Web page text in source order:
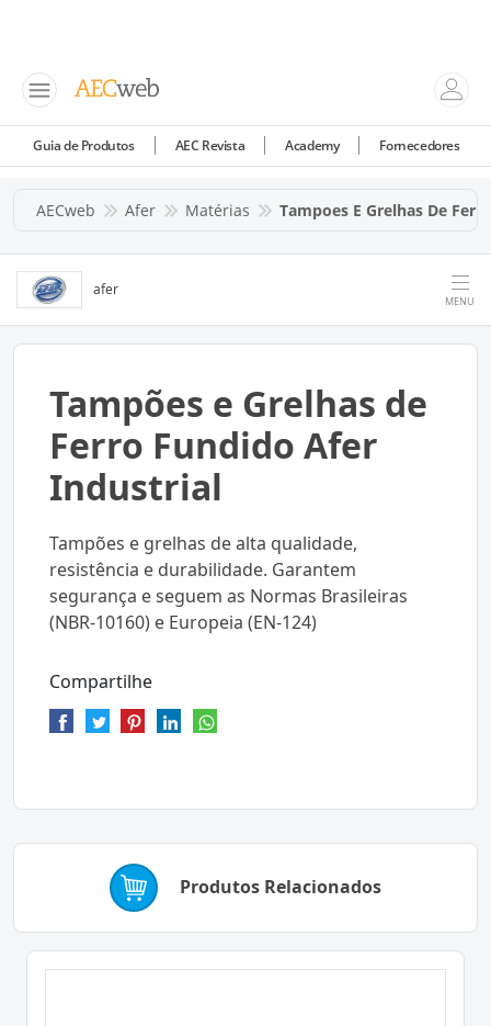
Guia de Produtos AEC Revista Academy Fornecedores
AECweb Afer Matérias Tampoes E Grelhas De
afer
MENU
Tampões e Grelhas de
Ferro Fundido Afer
Industrial
Tampões e grelhas de alta qualidade,
resistência e durabilidade. Garantem
segurança e seguem as Normas Brasileiras
(NBR-10160) e Europeia (EN-124)
Compartilhe
Produtos Relacionados